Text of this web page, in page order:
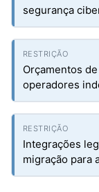
segurança
Orçamentos
operadores
Integrações
migração para